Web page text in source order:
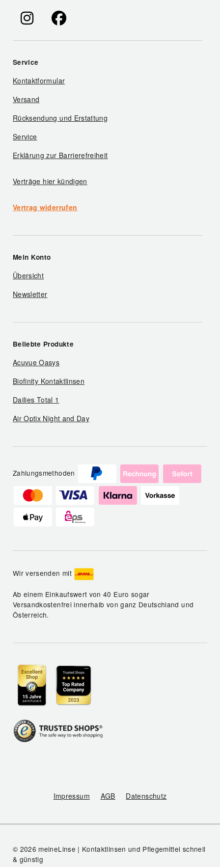
Service
Kontaktformular
Versand
Rücksendung und Erstattung
Service
Erklärung zur Barrierefreiheit
Verträge hier kündigen
Vertrag widerrufen
Mein Konto
Übersicht
Newsletter
Beliebte Produkte
Acuvue Oasys
Biofinity Kontaktlinsen
Dailies Total 1
Air Optix Night and Day
Zahlungsmethoden
Wir versenden mit
Ab einem Einkaufswert von 40 Euro sogar
Versandkostenfrei innerhalb von ganz Deutschland und
Österreich.
Impressum AGB Datenschutz
© 2026 meineLinse | Kontaktlinsen und Pflegemittel schnell
& günstig